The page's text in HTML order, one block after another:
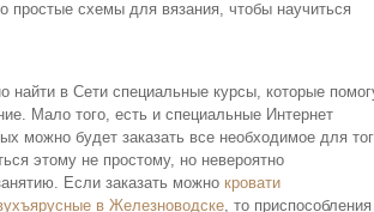
простые схемы для вязания, чтобы научиться
найти в Сети специальные курсы, которые
Мало того, есть и специальные Интернет
можно будет заказать все необходимое для
этому не простому, но невероятно
Если заказать можно кровати
в Железноводске, то приспособления